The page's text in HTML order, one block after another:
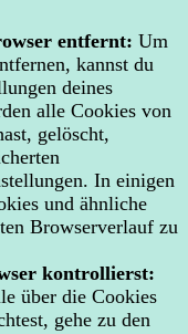
entfernt: Um
kannst du
deines
alle Cookies von
gelöscht,
In einigen
und ähnliche
Browserverlauf zu
kontrollierst:
über die Cookies
gehe zu den